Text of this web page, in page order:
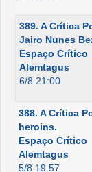
389. A Crítica
Jairo Nunes
Espaço Crítico
Alemtagus
6/8 21:00
388. A Crítica
heroins.
Espaço Crítico
Alemtagus
5/8 19:57